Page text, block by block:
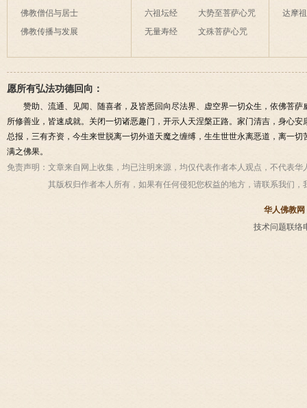
佛教僧侣与居士
佛教传播与发展
六祖坛经
无量寿经
大势至菩萨心咒
文殊菩萨心咒
达摩
愿所有弘法功德回向：
赞助、流通、见闻、随喜者，及皆悉回向尽法界、虚空界一切众生，依佛菩
所修善业，皆速成就。关闭一切诸恶趣门，开示人天涅槃正路。家门清吉，身心
总报，三有齐资，今生来世脱离一切外道天魔之缠缚，生生世世永离恶道，离一
满之佛果。
免责声明： 文章来自网上收集，均已注明来源，均仅代表作者本人观点，不代表
其版权归作者本人所有，如果有任何侵犯您权益的地方，请联系我们，
华人佛教网
技术问题联络